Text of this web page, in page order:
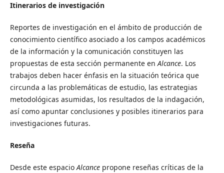
Itinerarios de investigación
Reportes de investigación en el ámbito de producción de
conocimiento científico asociado a los campos académicos
de la información y la comunicación constituyen las
propuestas de esta sección permanente enAlcance. Los
trabajos deben hacer énfasis en la situación teórica que
circunda a las problemáticas de estudio, las estrategias
metodológicas asumidas, los resultados de la indagación,
así como apuntar conclusiones y posibles itinerarios para
investigaciones futuras.
Reseña
Desde este espacioAlcancepropone reseñas críticas de la